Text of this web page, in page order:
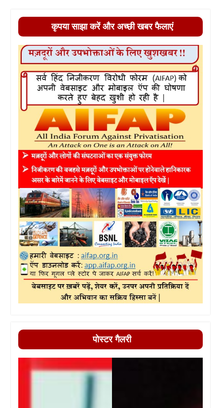
कृपया साझा करें और अच्छी खबर फैलाएं
पोस्टर गैलरी